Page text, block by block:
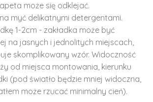
może się odklejać.
myć delikatnymi detergentami.
1-2cm - zakładka może być
na jasnych i jednolitych miejscach,
skomplikowany wzór. Widoczność
od miejsca montowania, kierunku
(pod światło będzie mniej widoczna,
może rzucać minimalny cień).